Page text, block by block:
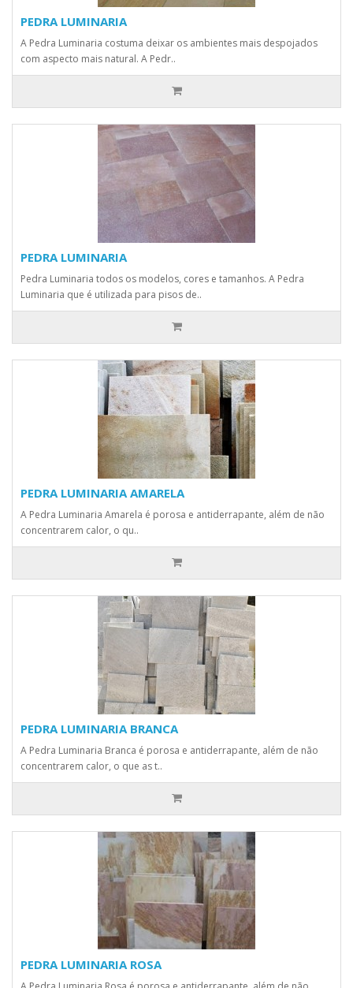
PEDRA LUMINARIA
A Pedra Luminaria costuma deixar os ambientes mais despojados
com aspecto mais natural. A Pedr..
PEDRA LUMINARIA
Pedra Luminaria todos os modelos, cores e tamanhos. A Pedra
Luminaria que é utilizada para pisos de..
PEDRA LUMINARIA AMARELA
A Pedra Luminaria Amarela é porosa e antiderrapante, além de não
concentrarem calor, o qu..
PEDRA LUMINARIA BRANCA
A Pedra Luminaria Branca é porosa e antiderrapante, além de não
concentrarem calor, o que as t..
PEDRA LUMINARIA ROSA